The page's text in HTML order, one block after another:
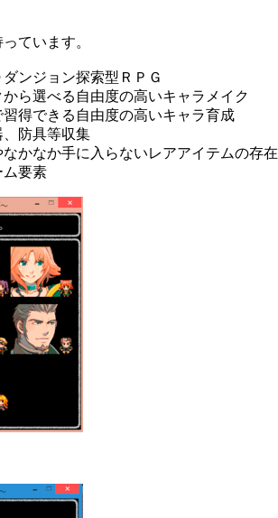
ています。
ンジョン探索型ＲＰＧ
ら選べる自由度の高いキャラメイク
得できる自由度の高いキャラ育成
、防具等収集
かなか手に入らないレアアイテムの存在
ム要素